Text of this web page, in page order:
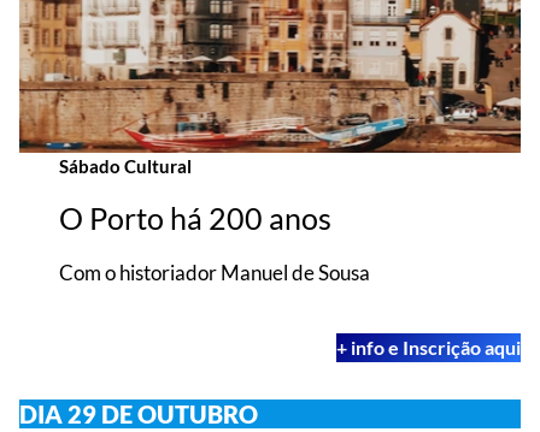
Sábado Cultural
O Porto há 200 anos
Com o historiador Manuel de Sousa
+ info e Inscrição aqui
DIA 29 DE OUTUBRO